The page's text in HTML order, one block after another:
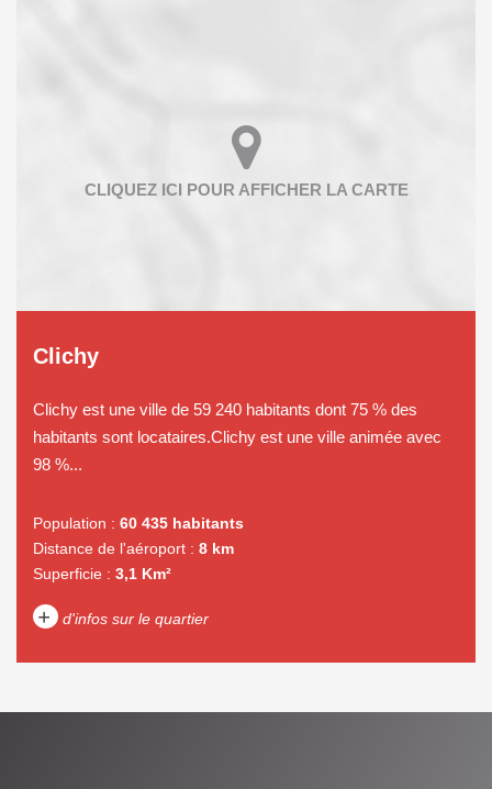
Clichy
Clichy est une ville de 59 240 habitants dont 75 % des
habitants sont locataires.Clichy est une ville animée avec
98 %...
Population : 60 435 habitants
Distance de l'aéroport : 8 km
Superficie : 3,1 Km²
+ d'infos sur le quartier